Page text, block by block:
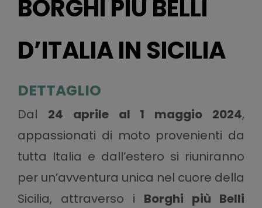
BORGHI PIÙ BELLI
D’ITALIA IN SICILIA
DETTAGLIO
Dal 24 aprile al 1 maggio 2024,
appassionati di moto provenienti da
tutta Italia e dall’estero si riuniranno
per un’avventura unica nel cuore della
Sicilia, attraverso i Borghi più Belli